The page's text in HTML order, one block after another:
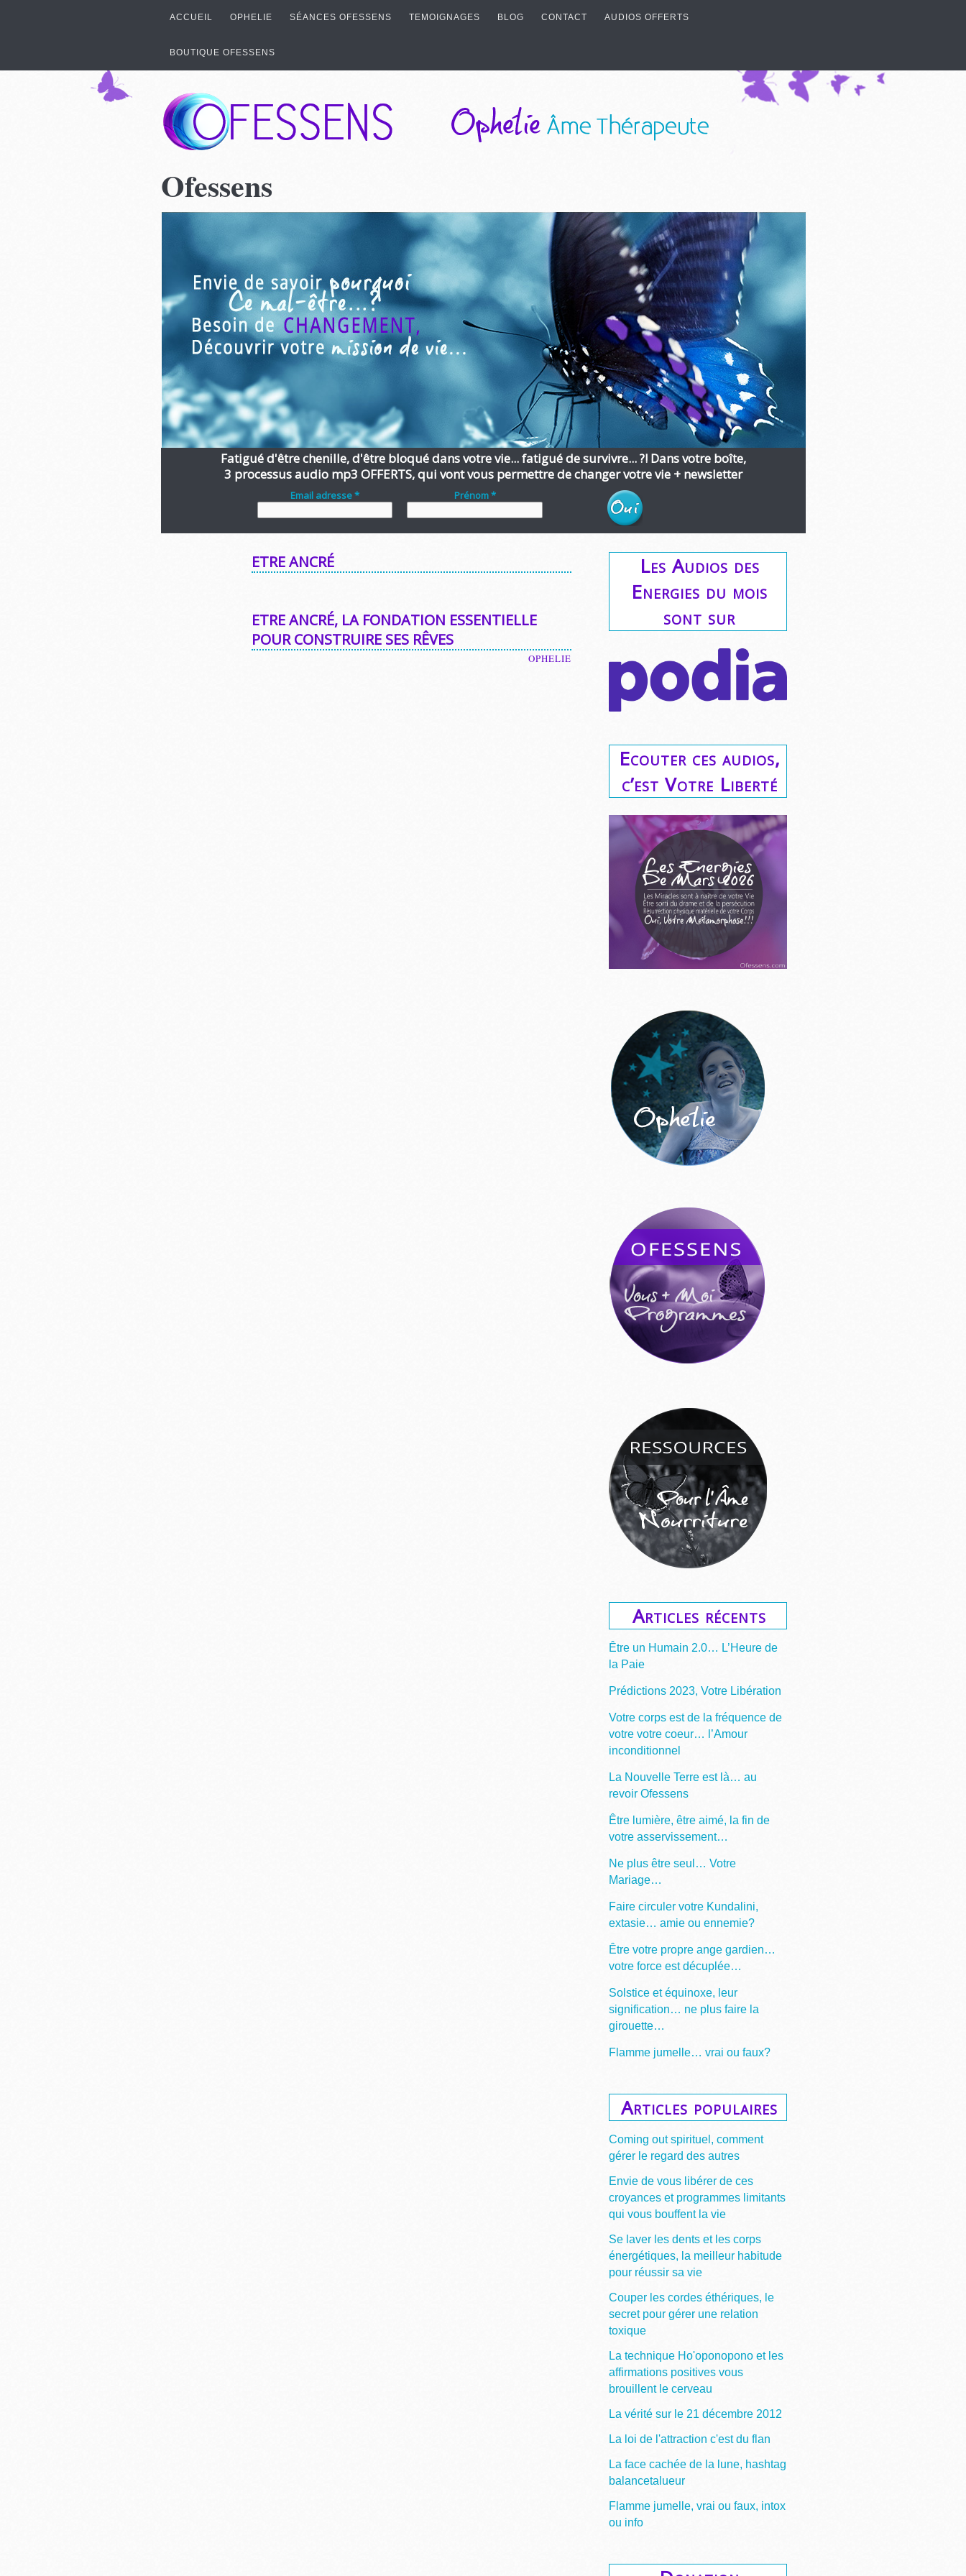
ACCUEIL OPHELIE SÉANCES OFESSENS TEMOIGNAGES BLOG CONTACT AUDIOS OFFERTS
BOUTIQUE OFESSENS
Ofessens
Fatigué d'être chenille, d'être bloqué dans votre vie... fatigué de survivre... ?! Dans votre boîte,
3 processus audio mp3 OFFERTS, qui vont vous permettre de changer votre vie + newsletter
Email adresse * Prénom *
ETRE ANCRÉ
ETRE ANCRÉ, LA FONDATION ESSENTIELLE
POUR CONSTRUIRE SES RÊVES
OPHELIE
Les Audios des
Energies du mois
sont sur
Ecouter ces audios,
c’est Votre Liberté
Articles récents
Être un Humain 2.0… L’Heure de
la Paie
Prédictions 2023, Votre Libération
Votre corps est de la fréquence de
votre votre coeur… l’Amour
inconditionnel
La Nouvelle Terre est là… au
revoir Ofessens
Être lumière, être aimé, la fin de
votre asservissement…
Ne plus être seul… Votre
Mariage…
Faire circuler votre Kundalini,
extasie… amie ou ennemie?
Être votre propre ange gardien…
votre force est décuplée…
Solstice et équinoxe, leur
signification… ne plus faire la
girouette…
Flamme jumelle… vrai ou faux?
Articles populaires
Coming out spirituel, comment
gérer le regard des autres
Envie de vous libérer de ces
croyances et programmes limitants
qui vous bouffent la vie
Se laver les dents et les corps
énergétiques, la meilleur habitude
pour réussir sa vie
Couper les cordes éthériques, le
secret pour gérer une relation
toxique
La technique Ho'oponopono et les
affirmations positives vous
brouillent le cerveau
La vérité sur le 21 décembre 2012
La loi de l'attraction c'est du flan
La face cachée de la lune, hashtag
balancetalueur
Flamme jumelle, vrai ou faux, intox
ou info